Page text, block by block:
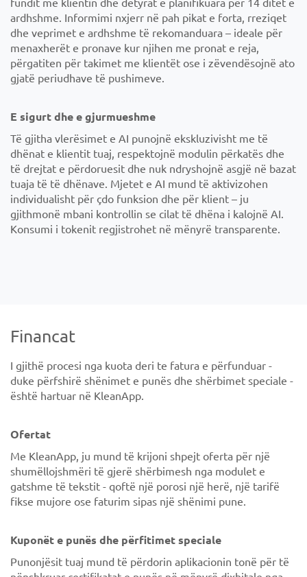
ardhshme. Informimi nxjerr në pah pikat e forta, rreziqet
dhe veprimet e ardhshme të rekomanduara – ideale për
menaxherët e pronave kur njihen me pronat e reja,
përgatiten për takimet me klientët ose i zëvendësojnë ato
gjatë periudhave të pushimeve.
E sigurt dhe e gjurmueshme
Të gjitha vlerësimet e AI punojnë ekskluzivisht me të
dhënat e klientit tuaj, respektojnë modulin përkatës dhe
të drejtat e përdoruesit dhe nuk ndryshojnë asgjë në bazat
tuaja të të dhënave. Mjetet e AI mund të aktivizohen
individualisht për çdo funksion dhe për klient – ju
gjithmonë mbani kontrollin se cilat të dhëna i kalojnë AI.
Konsumi i tokenit regjistrohet në mënyrë transparente.
Financat
I gjithë procesi nga kuota deri te fatura e përfunduar -
duke përfshirë shënimet e punës dhe shërbimet speciale -
është hartuar në KleanApp.
Ofertat
Me KleanApp, ju mund të krijoni shpejt oferta për një
shumëllojshmëri të gjerë shërbimesh nga modulet e
gatshme të tekstit - qoftë një porosi një herë, një tarifë
fikse mujore ose faturim sipas një shënimi pune.
Kuponët e punës dhe përfitimet speciale
Punonjësit tuaj mund të përdorin aplikacionin tonë për të